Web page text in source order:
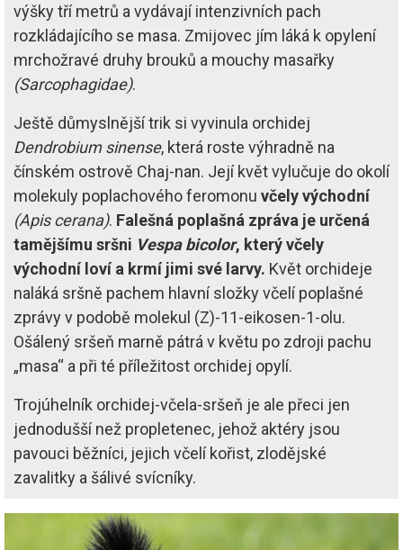
výšky tří metrů a vydávají intenzivních pach
rozkládajícího se masa. Zmijovec jím láká k opylení
mrchožravé druhy brouků a mouchy masařky
(Sarcophagidae).
Ještě důmyslnější trik si vyvinula orchidej
Dendrobium sinense, která roste výhradně na
čínském ostrově Chaj-nan. Její květ vylučuje do okolí
molekuly poplachového feromonu včely východní
(Apis cerana). Falešná poplašná zpráva je určená
tamějšímu sršni Vespa bicolor, který včely
východní loví a krmí jimi své larvy. Květ orchideje
naláká sršně pachem hlavní složky včelí poplašné
zprávy v podobě molekul (Z)-11-eikosen-1-olu.
Ošálený sršeň marně pátrá v květu po zdroji pachu
„masa“ a při té příležitost orchidej opylí.
Trojúhelník orchidej-včela-sršeň je ale přeci jen
jednodušší než propletenec, jehož aktéry jsou
pavouci běžníci, jejich včelí kořist, zlodějské
zavalitky a šálivé svícníky.